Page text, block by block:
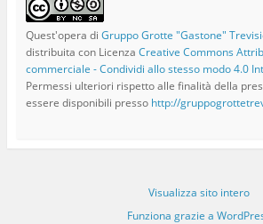
Quest'opera di Gruppo Grotte "Gastone"
distribuita con Licenza Creative Commons
commerciale - Condividi allo stesso modo 4.0
Permessi ulteriori rispetto alle finalità della
essere disponibili presso http://
Visualizza sito intero
Funziona grazie a